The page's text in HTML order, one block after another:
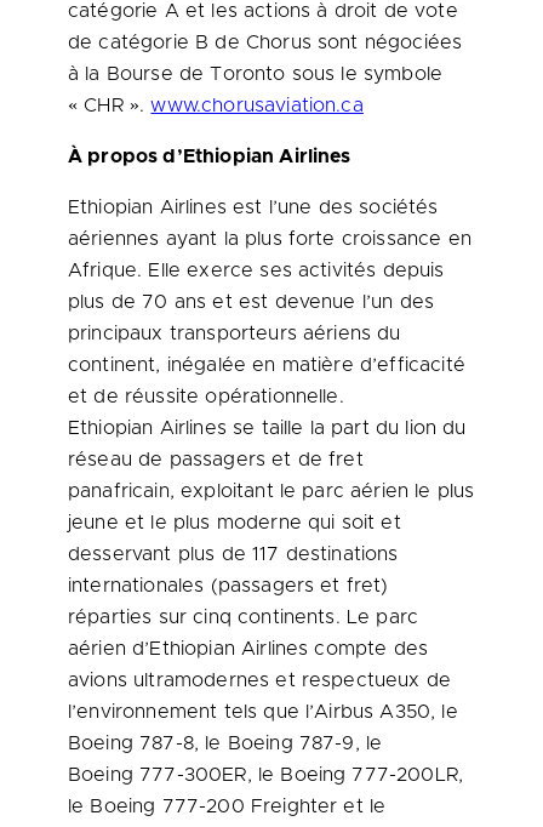
catégorie A et les actions à droit de vote
de catégorie B de Chorus sont négociées
à la Bourse deToronto sous le symbole
« CHR ».www.chorusaviation.ca
À propos d’Ethiopian Airlines
Ethiopian Airlines est l’une des sociétés
aériennes ayant la plus forte croissance en
Afrique. Elle exerce ses activités depuis
plus de 70 ans et est devenue l’un des
principaux transporteurs aériens du
continent, inégalée en matière d’efficacité
et de réussite opérationnelle.
Ethiopian Airlines se taille la part du lion du
réseau de passagers et de fret
panafricain, exploitant le parc aérien le plus
jeune et le plus moderne qui soit et
desservant plus de 117 destinations
internationales (passagers et fret)
réparties sur cinq continents. Le parc
aérien d’Ethiopian Airlines compte des
avions ultramodernes et respectueux de
l’environnement tels que l’Airbus A350, le
Boeing 787-8, le Boeing 787-9, le
Boeing 777-300ER, le Boeing 777-200LR,
le Boeing 777-200 Freighter et le